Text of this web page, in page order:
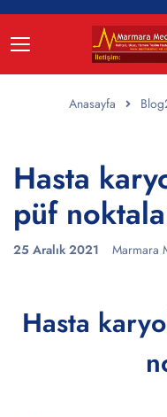
Anasayfa
Hasta
püf
25 Aralık 2021 Marmara
Hasta